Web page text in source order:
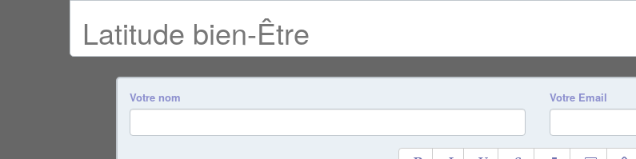
Latitude bien-Être
Votre nom Votre Email